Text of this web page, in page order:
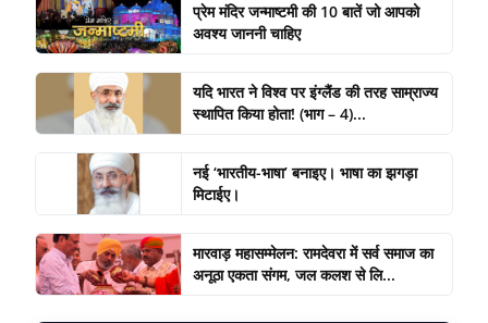
प्रेम मंदिर जन्माष्टमी की 10 बातें जो आपको
अवश्य जाननी चाहिए
यदि भारत ने विश्व पर इंग्लैंड की तरह साम्राज्य
स्थापित किया होता! (भाग – 4)...
नई ‘भारतीय-भाषा’ बनाइए। भाषा का झगड़ा
मिटाईए।
मारवाड़ महासम्मेलन: रामदेवरा में सर्व समाज का
अनूठा एकता संगम, जल कलश से लि...